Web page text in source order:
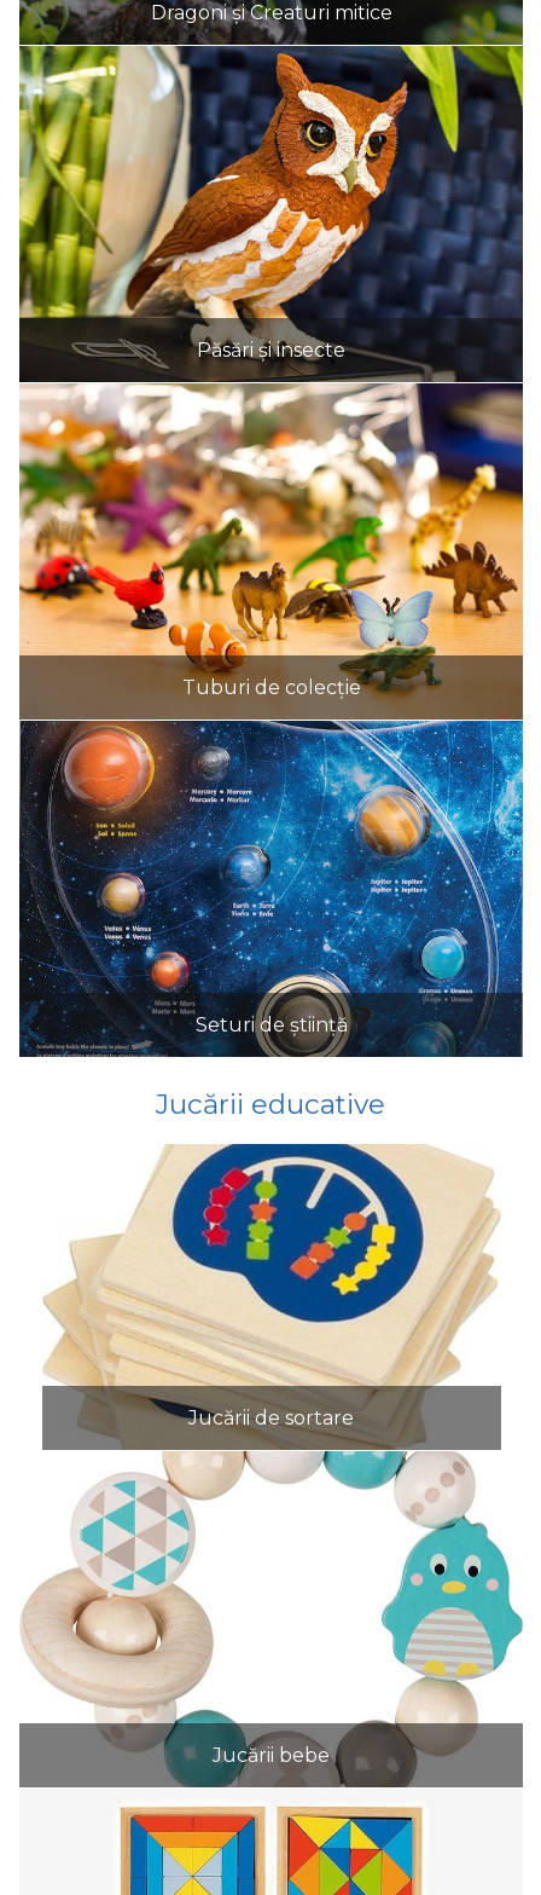
Dragoni și Creaturi mitice
Păsări și insecte
Tuburi de colecție
Seturi de știință
Jucării educative
Jucării de sortare
Jucării bebe